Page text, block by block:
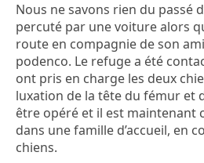
Nous ne savons rien du passé
percuté par une voiture alors
route en compagnie de son
podenco. Le refuge a été
ont pris en charge les deux
luxation de la tête du fémur et
être opéré et il est maintenant
dans une famille d’accueil, en
chiens.